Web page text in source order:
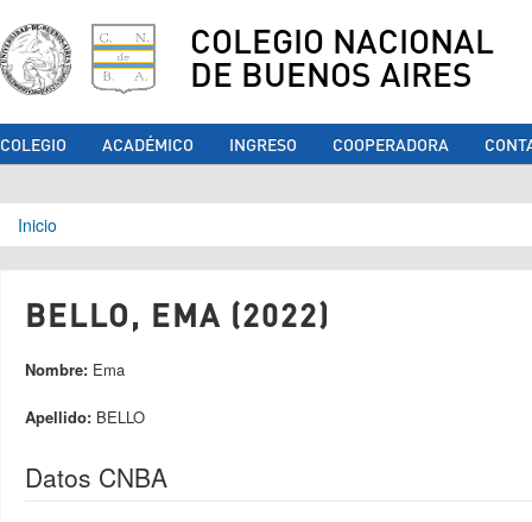
COLEGIO NACIONAL
DE BUENOS AIRES
COLEGIO ACADÉMICO INGRESO COOPERADORA
Se encuentra usted aquí
Inicio
BELLO, EMA (2022)
Nombre: Ema
Apellido: BELLO
Datos CNBA